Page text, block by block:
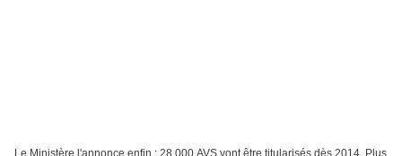
Le Ministère l'annonce enfin : 28 000 AVS vont être titularisés dès 2014. Plus